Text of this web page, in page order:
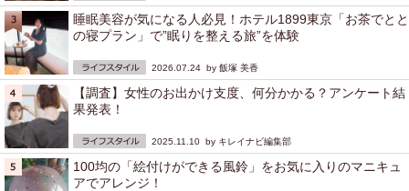
睡眠美容が気になる人必見！ホテル1899東京「お茶でとと
の寝プラン」で”眠りを整える旅”を体験
2026.07.24 by 飯塚 美香
【調査】女性のお出かけ支度、何分かかる？アンケート結
果発表！
2025.11.10 by キレイナビ編集部
100均の「絵付けができる風鈴」をお気に入りのマニキュ
アでアレンジ！